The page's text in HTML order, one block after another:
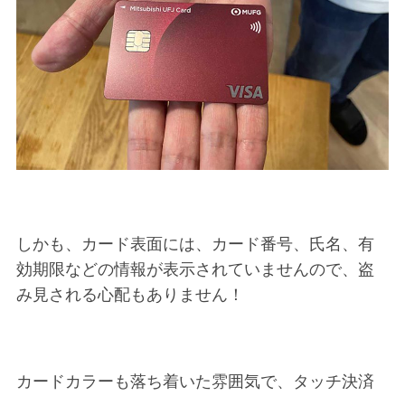
しかも、カード表面には、カード番号、氏名、有
効期限などの情報が表示されていませんので、盗
み見される心配もありません！
カードカラーも落ち着いた雰囲気で、タッチ決済